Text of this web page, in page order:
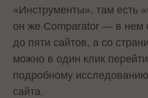
«Инструменты», там есть
он же Comparator — в нем
до пяти сайтов, а со
можно в один клик
подробному
сайта.